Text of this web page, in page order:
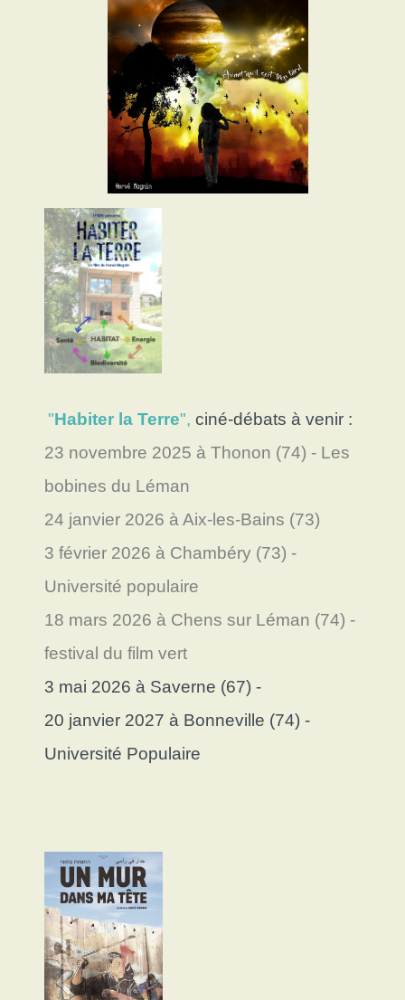
"Habiter la Terre", ciné-débats à venir :
23 novembre 2025 à Thonon (74) - Les
bobines du Léman
24 janvier 2026 à Aix-les-Bains (73)
3 février 2026 à Chambéry (73) -
Université populaire
18 mars 2026 à Chens sur Léman (74) -
festival du film vert
3 mai 2026 à Saverne (67) -
20 janvier 2027 à Bonneville (74) -
Université Populaire